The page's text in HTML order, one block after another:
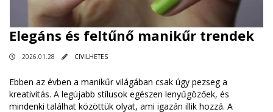
Elegáns és feltűnő manikűr trendek
2026.01.28 CIVILHETES
Ebben az évben a manikűr világában csak úgy pezseg a
kreativitás. A legújabb stílusok egészen lenyűgözőek, és
mindenki találhat közöttük olyat, ami igazán illik hozzá. A